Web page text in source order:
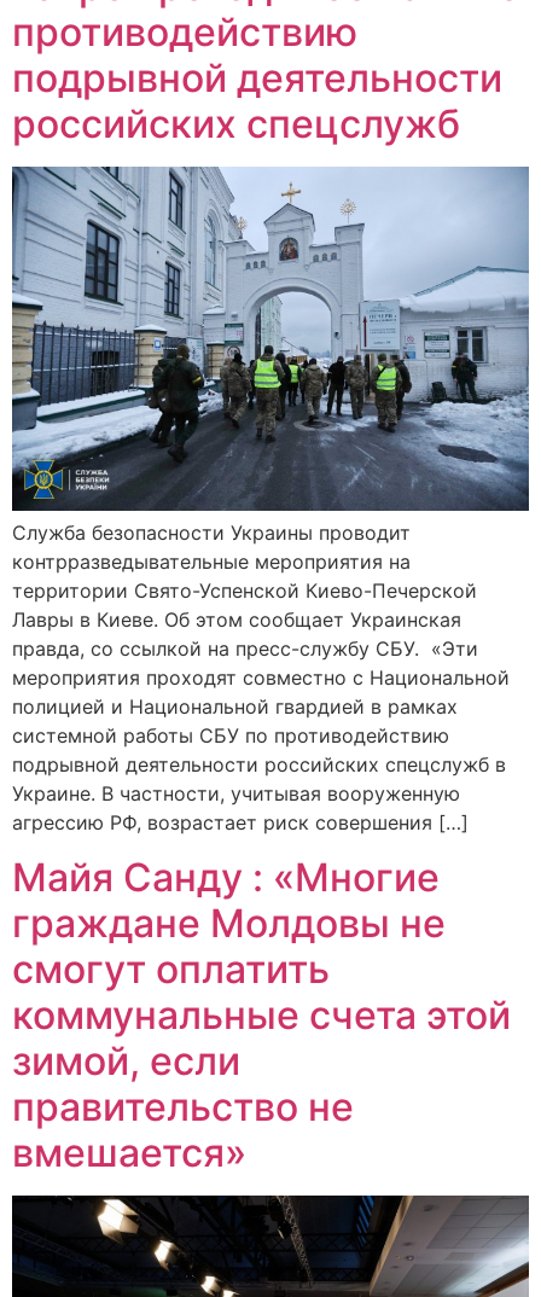
противодействию
подрывной деятельности
российских спецслужб
Служба безопасности Украины проводит
контрразведывательные мероприятия на
территории Свято-Успенской Киево-Печерской
Лавры в Киеве. Об этом сообщает Украинская
правда, со ссылкой на пресс-службу СБУ. «Эти
мероприятия проходят совместно с Национальной
полицией и Национальной гвардией в рамках
системной работы СБУ по противодействию
подрывной деятельности российских спецслужб в
Украине. В частности, учитывая вооруженную
агрессию РФ, возрастает риск совершения […]
Майя Санду : «Многие
граждане Молдовы не
смогут оплатить
коммунальные счета этой
зимой, если
правительство не
вмешается»